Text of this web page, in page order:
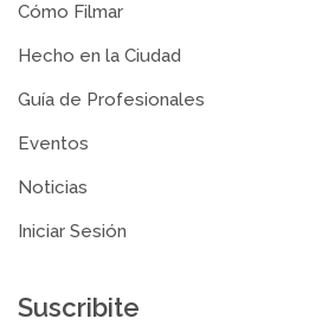
Cómo Filmar
Hecho en la Ciudad
Guía de Profesionales
Eventos
Noticias
Iniciar Sesión
Suscribite